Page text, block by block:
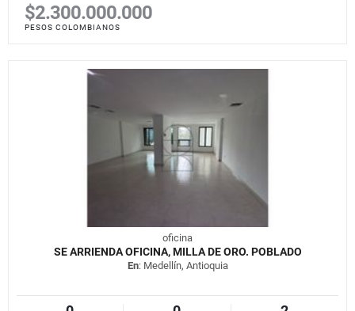
$2.300.000.000
PESOS COLOMBIANOS
oficina
SE ARRIENDA OFICINA, MILLA DE ORO. POBLADO
En: Medellín, Antioquia